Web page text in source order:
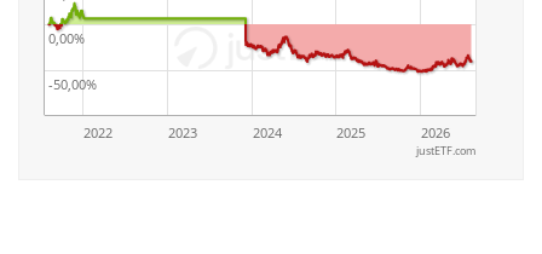
2022 2023 2024 2025 2026
-50,00%
0,00%
justETF.com